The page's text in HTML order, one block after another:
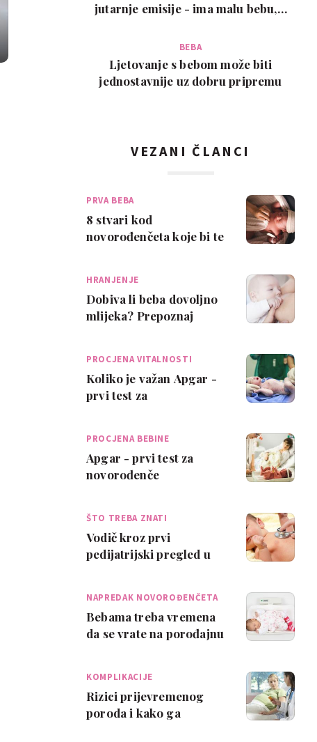
jutarnje emisije - ima malu bebu, a
BEBA
Ljetovanje s bebom može biti
jednostavnije uz dobru pripremu
VEZANI ČLANCI
PRVA BEBA
8 stvari kod
novorođenčeta koje bi te
HRANJENJE
Dobiva li beba dovoljno
mlijeka? Prepoznaj
PROCJENA VITALNOSTI
Koliko je važan Apgar -
prvi test za
PROCJENA BEBINE
Apgar - prvi test za
novorođenče
ŠTO TREBA ZNATI
Vodič kroz prvi
pedijatrijski pregled u
NAPREDAK NOVOROĐENČETA
Bebama treba vremena
da se vrate na porođajnu
KOMPLIKACIJE
Rizici prijevremenog
poroda i kako ga